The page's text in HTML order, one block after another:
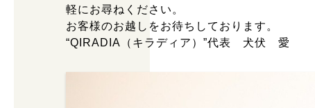
軽にお尋ねください。
お客様のお越しをお待ちしております。
“QIRADIA（キラディア）”代表 犬伏 愛